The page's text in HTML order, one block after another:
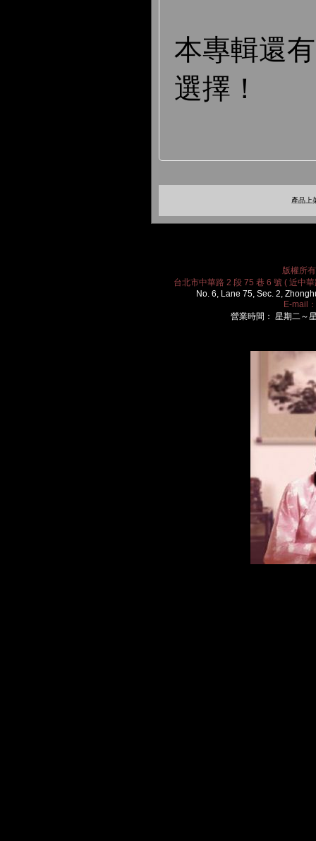
本專輯還有
選擇！
產品上
版權所
台北市中華路 2 段 75 巷 6 號 ( 近中
No. 6, Lane 75, Sec. 2,
E-mail：
營業時間： 星期二～